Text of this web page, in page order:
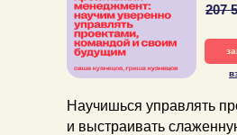
207
Научишься управлять
и выстраивать